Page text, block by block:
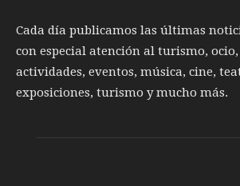
Cada día publicamos las últimas
con especial atención al turismo,
actividades, eventos, música, cine,
exposiciones, turismo y mucho más.